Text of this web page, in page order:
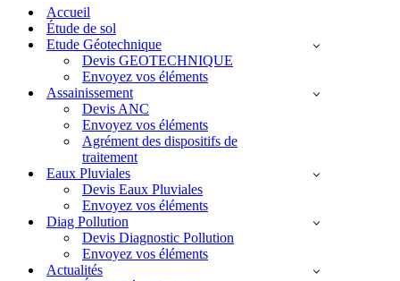
navigationAccueil
Étude de sol
Etude Géotechnique
Devis GEOTECHNIQUE
Envoyez vos éléments
Assainissement
Devis ANC
Envoyez vos éléments
Agrément des dispositifs de
traitement
Eaux Pluviales
Devis Eaux Pluviales
Envoyez vos éléments
Diag Pollution
Devis Diagnostic Pollution
Envoyez vos éléments
Actualités